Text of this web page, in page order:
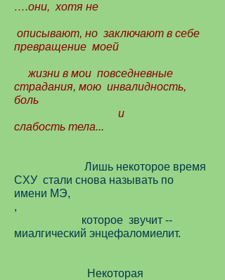
….они, хотя не
описывают, но заключают в себе
превращение моей
жизни в мои повседневные
страдания, мою инвалидность,
боль
и
слабость тела...
Лишь некоторое время
CХУ стали снова называть по
имени МЭ,
,
которое звучит --
миалгический энцефаломиелит.
Некоторая